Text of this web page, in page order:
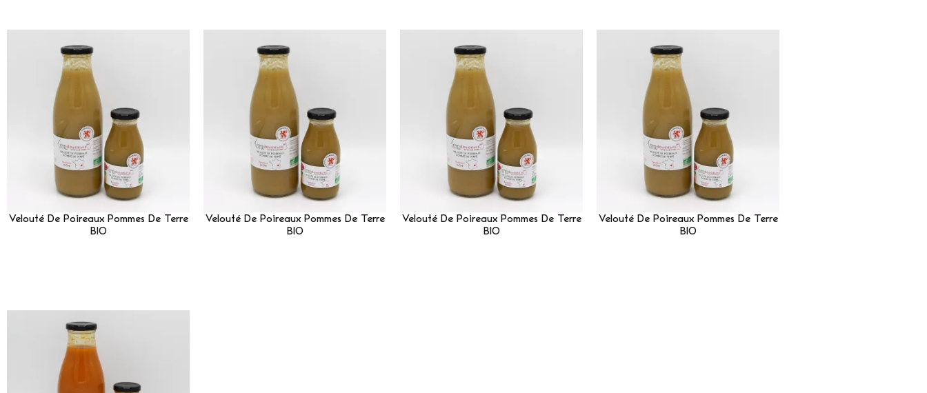
Velouté De Poireaux Pommes De Terre
BIO
Velouté De Poireaux Pommes De Terre
BIO
Velouté De Poireaux Pommes De Terre
BIO
Velouté De Poireaux Pommes De Terre
BIO